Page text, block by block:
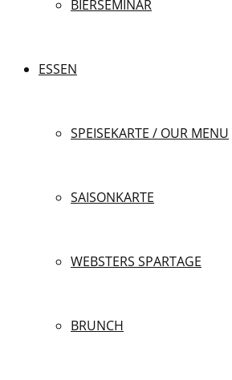
BIERSEMINAR
ESSEN
SPEISEKARTE / OUR MENU
SAISONKARTE
WEBSTERS SPARTAGE
BRUNCH